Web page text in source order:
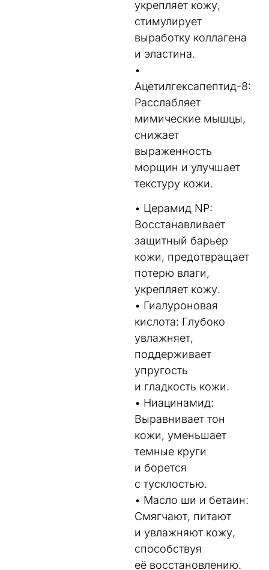
укрепляет кожу,
стимулирует
выработку коллагена
и эластина.
•
Ацетилгексапептид-8:
Расслабляет
мимические мышцы,
снижает
выраженность
морщин и улучшает
текстуру кожи.
• Церамид NP:
Восстанавливает
защитный барьер
кожи, предотвращает
потерю влаги,
укрепляет кожу.
• Гиалуроновая
кислота: Глубоко
увлажняет,
поддерживает
упругость
и гладкость кожи.
• Ниацинамид:
Выравнивает тон
кожи, уменьшает
темные круги
и борется
с тусклостью.
• Масло ши и бетаин:
Смягчают, питают
и увлажняют кожу,
способствуя
её восстановлению.